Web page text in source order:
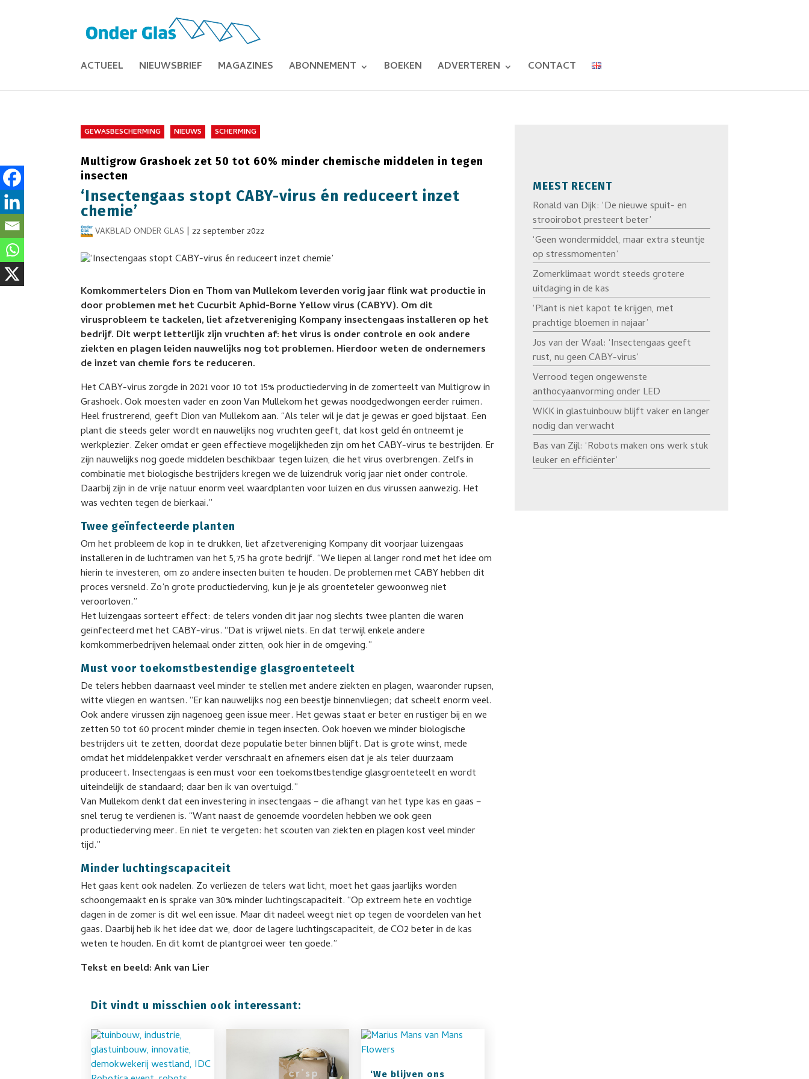
ACTUEEL NIEUWSBRIEF MAGAZINES ABONNEMENT BOEKEN ADVERTEREN CONTACT
GEWASBESCHERMING NIEUWS SCHERMING
Multigrow Grashoek zet 50 tot 60% minder chemische middelen in tegen
insecten
‘Insectengaas stopt CABY-virus én reduceert inzet
chemie’
VAKBLAD ONDER GLAS |22 september 2022
Komkommertelers Dion en Thom van Mullekom leverden vorig jaar flink wat productie in
door problemen met het Cucurbit Aphid-Borne Yellow virus (CABYV). Om dit
virusprobleem te tackelen, liet afzetvereniging Kompany insectengaas installeren op het
bedrijf. Dit werpt letterlijk zijn vruchten af: het virus is onder controle en ook andere
ziekten en plagen leiden nauwelijks nog tot problemen. Hierdoor weten de ondernemers
de inzet van chemie fors te reduceren.
Het CABY-virus zorgde in 2021 voor 10 tot 15% productiederving in de zomerteelt van Multigrow in
Grashoek. Ook moesten vader en zoon Van Mullekom het gewas noodgedwongen eerder ruimen.
Heel frustrerend, geeft Dion van Mullekom aan. “Als teler wil je dat je gewas er goed bijstaat. Een
plant die steeds geler wordt en nauwelijks nog vruchten geeft, dat kost geld én ontneemt je
werkplezier. Zeker omdat er geen effectieve mogelijkheden zijn om het CABY-virus te bestrijden. Er
zijn nauwelijks nog goede middelen beschikbaar tegen luizen, die het virus overbrengen. Zelfs in
combinatie met biologische bestrijders kregen we de luizendruk vorig jaar niet onder controle.
Daarbij zijn in de vrije natuur enorm veel waardplanten voor luizen en dus virussen aanwezig. Het
was vechten tegen de bierkaai.”
Twee geïnfecteerde planten
Om het probleem de kop in te drukken, liet afzetvereniging Kompany dit voorjaar luizengaas
installeren in de luchtramen van het 5,75 ha grote bedrijf. “We liepen al langer rond met het idee om
hierin te investeren, om zo andere insecten buiten te houden. De problemen met CABY hebben dit
proces versneld. Zo’n grote productiederving, kun je je als groenteteler gewoonweg niet
veroorloven.”
Het luizengaas sorteert effect: de telers vonden dit jaar nog slechts twee planten die waren
geïnfecteerd met het CABY-virus. “Dat is vrijwel niets. En dat terwijl enkele andere
komkommerbedrijven helemaal onder zitten, ook hier in de omgeving.”
Must voor toekomstbestendige glasgroenteteelt
De telers hebben daarnaast veel minder te stellen met andere ziekten en plagen, waaronder rupsen,
witte vliegen en wantsen. “Er kan nauwelijks nog een beestje binnenvliegen; dat scheelt enorm veel.
Ook andere virussen zijn nagenoeg geen issue meer. Het gewas staat er beter en rustiger bij en we
zetten 50 tot 60 procent minder chemie in tegen insecten. Ook hoeven we minder biologische
bestrijders uit te zetten, doordat deze populatie beter binnen blijft. Dat is grote winst, mede
omdat het middelenpakket verder verschraalt en afnemers eisen dat je als teler duurzaam
produceert. Insectengaas is een must voor een toekomstbestendige glasgroenteteelt en wordt
uiteindelijk de standaard; daar ben ik van overtuigd.”
Van Mullekom denkt dat een investering in insectengaas – die afhangt van het type kas en gaas –
snel terug te verdienen is. “Want naast de genoemde voordelen hebben we ook geen
productiederving meer. En niet te vergeten: het scouten van ziekten en plagen kost veel minder
tijd.”
Minder luchtingscapaciteit
Het gaas kent ook nadelen. Zo verliezen de telers wat licht, moet het gaas jaarlijks worden
schoongemaakt en is sprake van 30% minder luchtingscapaciteit. “Op extreem hete en vochtige
dagen in de zomer is dit wel een issue. Maar dit nadeel weegt niet op tegen de voordelen van het
gaas. Daarbij heb ik het idee dat we, door de lagere luchtingscapaciteit, de CO2 beter in de kas
weten te houden. En dit komt de plantgroei weer ten goede.”
Tekst en beeld: Ank van Lier
Dit vindt u misschien ook interessant:
‘We blijven ons
MEEST RECENT
Ronald van Dijk: ‘De nieuwe spuit- en
strooirobot presteert beter’
‘Geen wondermiddel, maar extra steuntje
op stressmomenten’
Zomerklimaat wordt steeds grotere
uitdaging in de kas
‘Plant is niet kapot te krijgen, met
prachtige bloemen in najaar’
Jos van der Waal: ‘Insectengaas geeft
rust, nu geen CABY-virus’
Verrood tegen ongewenste
anthocyaanvorming onder LED
WKK in glastuinbouw blijft vaker en langer
nodig dan verwacht
Bas van Zijl: ‘Robots maken ons werk stuk
leuker en efficiënter’